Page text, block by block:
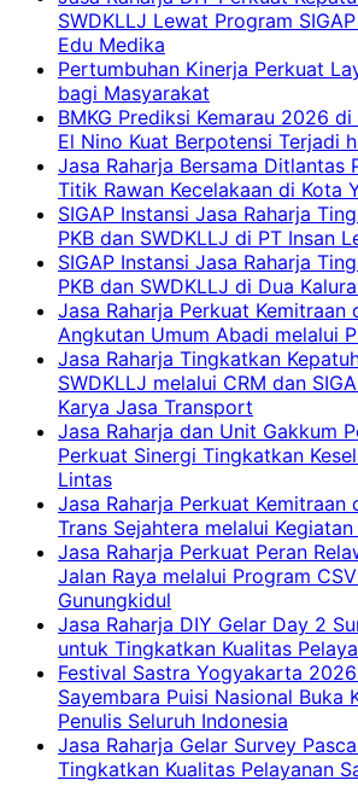
SWDKLLJ Lewat Program
Edu Medika
Pertumbuhan Kinerja Perkuat
bagi Masyarakat
BMKG Prediksi Kemarau 2026
El Nino Kuat Berpotensi Terjadi
Jasa Raharja Bersama Ditlantas
Titik Rawan Kecelakaan di Kota
SIGAP Instansi Jasa Raharja
PKB dan SWDKLLJ di PT Insan
SIGAP Instansi Jasa Raharja
PKB dan SWDKLLJ di Dua
Jasa Raharja Perkuat Kemitraan
Angkutan Umum Abadi melalui
Jasa Raharja Tingkatkan
SWDKLLJ melalui CRM dan
Karya Jasa Transport
Jasa Raharja dan Unit Gakkum
Perkuat Sinergi Tingkatkan
Lintas
Jasa Raharja Perkuat Kemitraan
Trans Sejahtera melalui Kegiatan
Jasa Raharja Perkuat Peran
Jalan Raya melalui Program
Gunungkidul
Jasa Raharja DIY Gelar Day 2
untuk Tingkatkan Kualitas
Festival Sastra Yogyakarta
Sayembara Puisi Nasional Buka
Penulis Seluruh Indonesia
Jasa Raharja Gelar Survey
Tingkatkan Kualitas Pelayanan